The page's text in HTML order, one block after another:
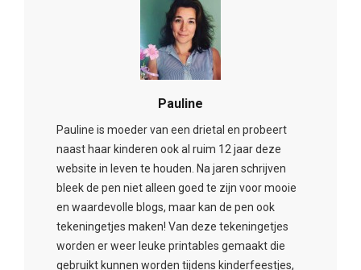
Pauline
Pauline is moeder van een drietal en probeert
naast haar kinderen ook al ruim 12 jaar deze
website in leven te houden. Na jaren schrijven
bleek de pen niet alleen goed te zijn voor mooie
en waardevolle blogs, maar kan de pen ook
tekeningetjes maken! Van deze tekeningetjes
worden er weer leuke printables gemaakt die
gebruikt kunnen worden tijdens kinderfeestjes,